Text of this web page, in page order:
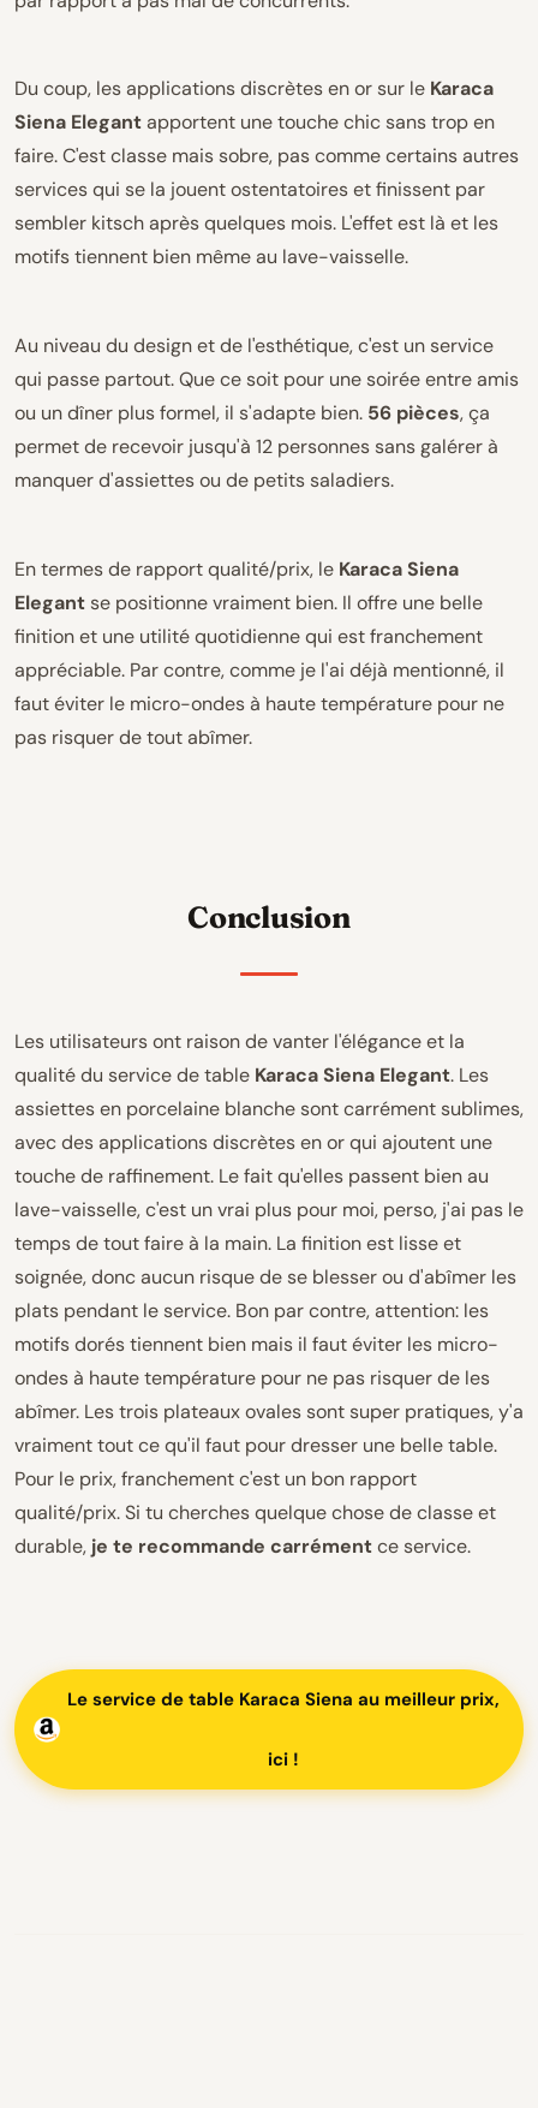
Du coup, les applications discrètes en or sur le Karaca
Siena Elegantapportent une touche chic sans trop en
faire. C'est classe mais sobre, pas comme certains autres
services qui se la jouent ostentatoires et finissent par
sembler kitsch après quelques mois. L'effet est là et les
motifs tiennent bien même au lave-vaisselle.
Au niveau du design et de l'esthétique, c'est un service
qui passe partout. Que ce soit pour une soirée entre amis
ou un dîner plus formel, il s'adapte bien. 56 pièces, ça
permet de recevoir jusqu'à 12 personnes sans galérer à
manquer d'assiettes ou de petits saladiers.
En termes de rapport qualité/prix, le Karaca Siena
Elegantse positionne vraiment bien. Il offre une belle
finition et une utilité quotidienne qui est franchement
appréciable. Par contre, comme je l'ai déjà mentionné, il
faut éviter le micro-ondes à haute température pour ne
pas risquer de tout abîmer.
Conclusion
Les utilisateurs ont raison de vanter l'élégance et la
qualité du service de table Karaca Siena Elegant. Les
assiettes en porcelaine blanche sont carrément sublimes,
avec des applications discrètes en or qui ajoutent une
touche de raffinement. Le fait qu'elles passent bien au
lave-vaisselle, c'est un vrai plus pour moi, perso, j'ai pas le
temps de tout faire à la main. La finition est lisse et
soignée, donc aucun risque de se blesser ou d'abîmer les
plats pendant le service. Bon par contre, attention: les
motifs dorés tiennent bien mais il faut éviter les micro-
ondes à haute température pour ne pas risquer de les
abîmer. Les trois plateaux ovales sont super pratiques, y'a
vraiment tout ce qu'il faut pour dresser une belle table.
Pour le prix, franchement c'est un bon rapport
qualité/prix. Si tu cherches quelque chose de classe et
durable, je te recommande carrémentce service.
Le service de table Karaca Siena au meilleur prix,
ici !